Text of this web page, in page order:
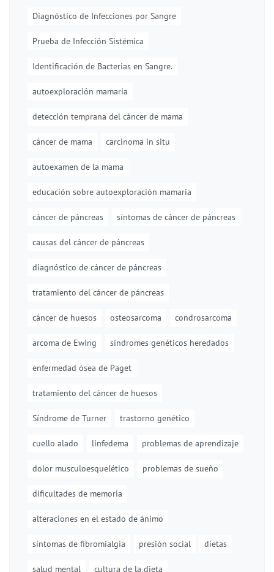
Diagnóstico de Infecciones por Sangre
Prueba de Infección Sistémica
Identificación de Bacterias en Sangre.
autoexploración mamaria
detección temprana del cáncer de mama
cáncer de mama carcinoma in situ
autoexamen de la mama
educación sobre autoexploración mamaria
cáncer de páncreas síntomas de cáncer de páncreas
causas del cáncer de páncreas
diagnóstico de cáncer de páncreas
tratamiento del cáncer de páncreas
cáncer de huesos osteosarcoma condrosarcoma
arcoma de Ewing síndromes genéticos heredados
enfermedad ósea de Paget
tratamiento del cáncer de huesos
Síndrome de Turner trastorno genético
cuello alado linfedema problemas de aprendizaje
dolor musculoesquelético problemas de sueño
dificultades de memoria
alteraciones en el estado de ánimo
síntomas de fibromialgia presión social dietas
salud mental cultura de la dieta